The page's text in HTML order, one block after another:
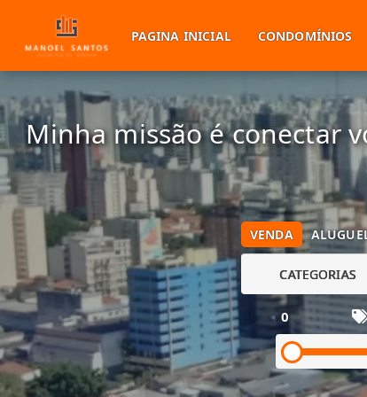
PAGINA INICIAL CONDOMÍNIOS
Minha missão é conectar
VENDA
CATEGORIAS
0